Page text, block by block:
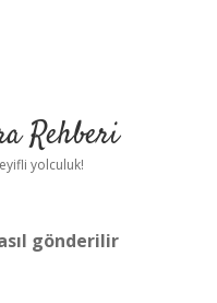
Rehberi
yolculuk!
gönderilir